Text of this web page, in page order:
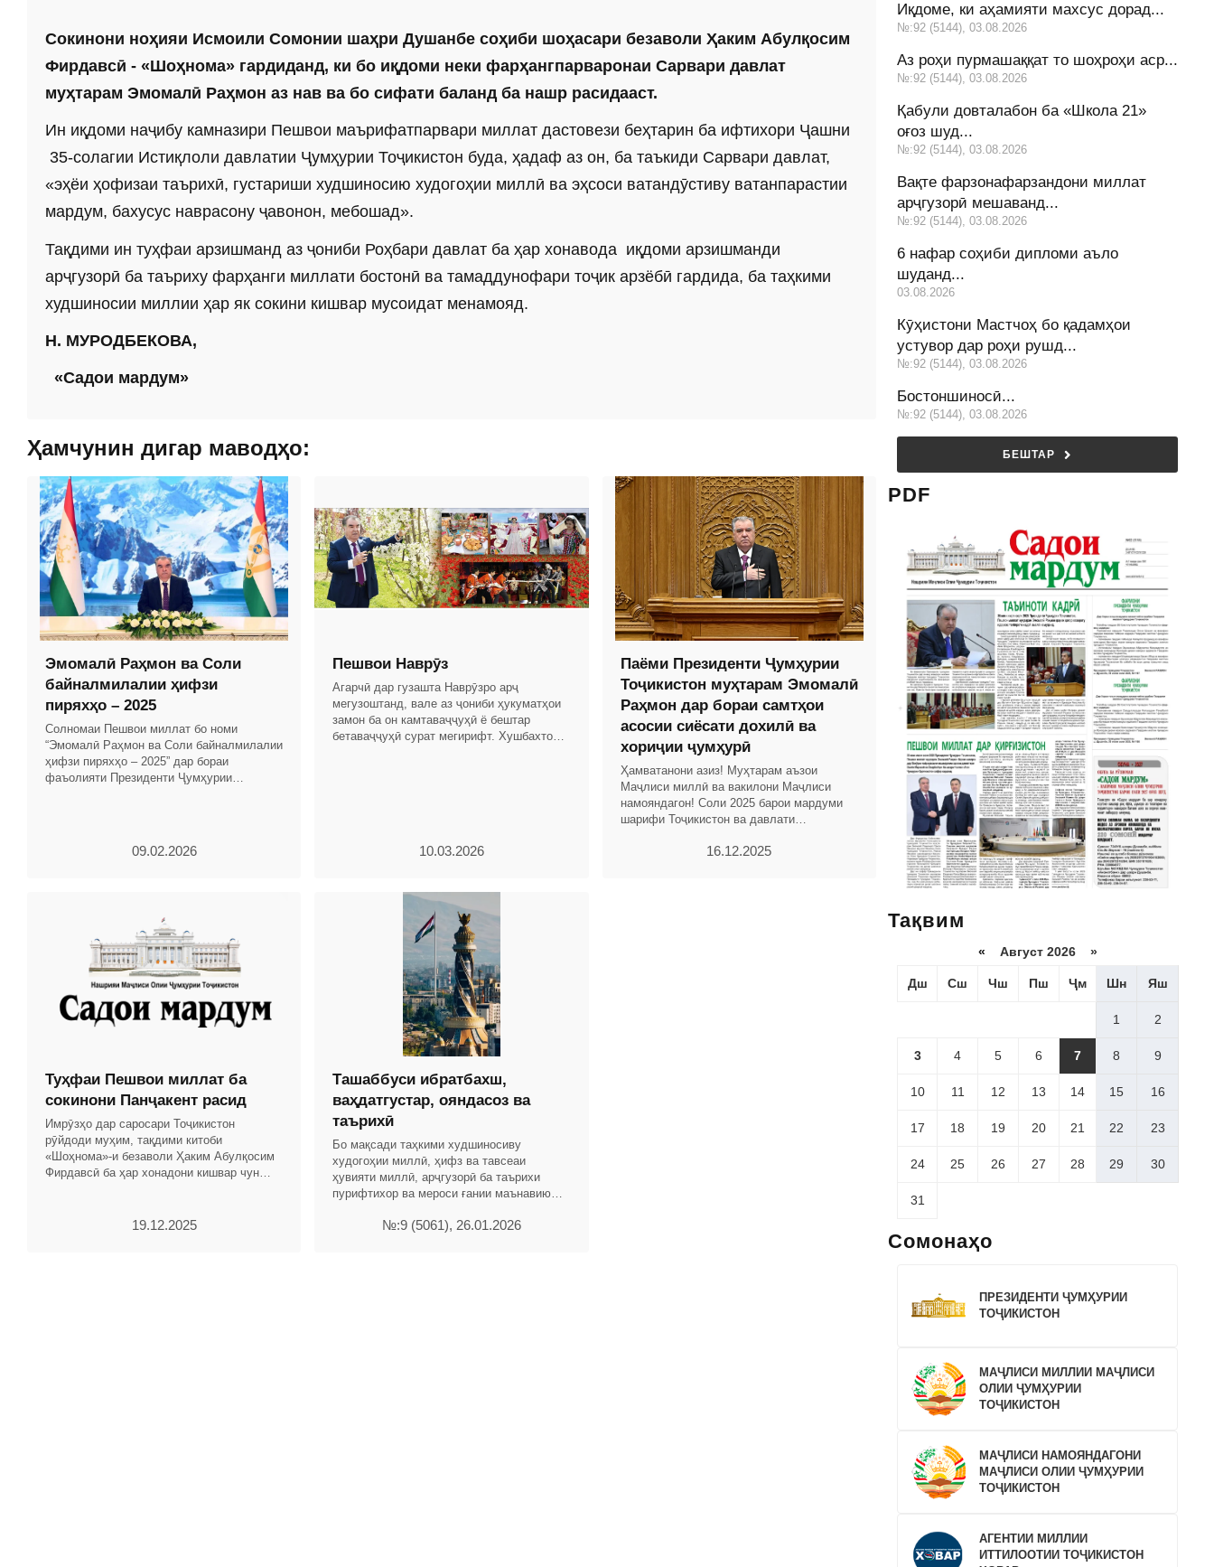
Сокинони ноҳияи Исмоили Сомонии шаҳри Душанбе соҳиби шоҳасари безаволи Ҳаким Абулқосим
Фирдавсӣ - «Шоҳнома» гардиданд, ки бо иқдоми неки фарҳангпарваронаи Сарвари давлат
муҳтарам Эмомалӣ Раҳмон аз нав ва бо сифати баланд ба нашр расидааст.
Ин иқдоми наҷибу камназири Пешвои маърифатпарвари миллат дастовези беҳтарин ба ифтихори Ҷашни
35-солагии Истиқлоли давлатии Ҷумҳурии Тоҷикистон буда, ҳадаф аз он, ба таъкиди Сарвари давлат,
«эҳёи ҳофизаи таърихӣ, густариши худшиносию худогоҳии миллӣ ва эҳсоси ватандӯстиву ватанпарастии
мардум, бахусус наврасону ҷавонон, мебошад».
Тақдими ин туҳфаи арзишманд аз ҷониби Роҳбари давлат ба ҳар хонавода иқдоми арзишманди
арҷгузорӣ ба таъриху фарҳанги миллати бостонӣ ва тамаддунофари тоҷик арзёбӣ гардида, ба таҳкими
худшиносии миллии ҳар як сокини кишвар мусоидат менамояд.
Н. МУРОДБЕКОВА,
«Садои мардум»
Ҳамчунин дигар маводҳо:
Эмомалӣ Раҳмон ва Соли
байналмилалии ҳифзи
пиряхҳо – 2025
Солномаи Пешвои миллат бо номи
“Эмомалӣ Раҳмон ва Соли байналмилалии
ҳифзи пиряхҳо – 2025” дар бораи
фаъолияти Президенти Ҷумҳурии
09.02.2026
Пешвои Наврӯз
Агарчӣ дар гузашта Наврӯзро арҷ
мегузоштанд, вале аз ҷониби ҳукуматҳои
замон ба он камтаваҷҷуҳӣ ё бештар
бетаваҷҷуҳӣ сурат мегирифт. Хушбахтона,
10.03.2026
Паёми Президенти Ҷумҳурии
Тоҷикистон муҳтарам Эмомалӣ
Раҳмон дар бораи самтҳои
асосии сиёсати дохилӣ ва
хориҷии ҷумҳурӣ
Ҳамватанони азиз! Муҳтарам аъзои
Маҷлиси миллӣ ва вакилони Маҷлиси
намояндагон! Соли 2025 барои мардуми
шарифи Тоҷикистон ва давлати
назаррас ва рӯйдодҳои
16.12.2025
Туҳфаи Пешвои миллат ба
сокинони Панҷакент расид
Имрӯзҳо дар саросари Тоҷикистон
рӯйдоди муҳим, тақдими китоби
«Шоҳнома»-и безаволи Ҳаким Абулқосим
Фирдавсӣ ба ҳар хонадони кишвар чун
19.12.2025
Ташаббуси ибратбахш,
ваҳдатгустар, ояндасоз ва
таърихӣ
Бо мақсади таҳкими худшиносиву
худогоҳии миллӣ, ҳифз ва тавсеаи
ҳувияти миллӣ, арҷгузорӣ ба таърихи
пурифтихор ва мероси ғании маънавию
бузургдошти хизматҳои
№:9 (5061), 26.01.2026
Иқдоме, ки аҳамияти махсус дорад...
№:92 (5144), 03.08.2026
Аз роҳи пурмашаққат то шоҳроҳи аср...
№:92 (5144), 03.08.2026
Қабули довталабон ба «Школа 21»
оғоз шуд...
№:92 (5144), 03.08.2026
Вақте фарзонафарзандони миллат
арҷгузорӣ мешаванд...
№:92 (5144), 03.08.2026
6 нафар соҳиби дипломи аъло
шуданд...
03.08.2026
Кӯҳистони Мастчоҳ бо қадамҳои
устувор дар роҳи рушд...
№:92 (5144), 03.08.2026
Бостоншиносӣ...
№:92 (5144), 03.08.2026
БЕШТАР
PDF
Тақвим
« Август 2026 »
Дш Сш Чш Пш Ҷм Шн Яш
1 2
3 4 5 6 7 8 9
10 11 12 13 14 15 16
17 18 19 20 21 22 23
24 25 26 27 28 29 30
31
Сомонаҳо
ПРЕЗИДЕНТИ ҶУМҲУРИИ
ТОҶИКИСТОН
МАҶЛИСИ МИЛЛИИ МАҶЛИСИ
ОЛИИ ҶУМҲУРИИ
ТОҶИКИСТОН
МАҶЛИСИ НАМОЯНДАГОНИ
МАҶЛИСИ ОЛИИ ҶУМҲУРИИ
ТОҶИКИСТОН
АГЕНТИИ МИЛЛИИ
ИТТИЛООТИИ ТОҶИКИСТОН